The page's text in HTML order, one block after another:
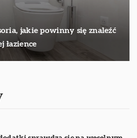
jakie powinny się znaleźć
łazience